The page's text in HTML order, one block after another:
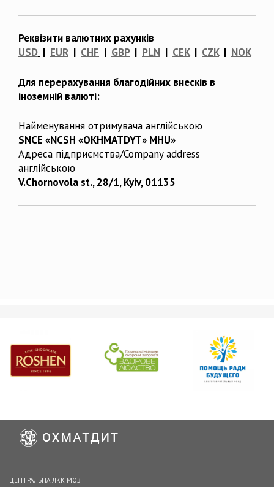
Реквізити валютних рахунків
USD | EUR | CHF | GBP| PLN | CEK| CZK| NOK
Для перерахування благодійних внесків в
іноземній валюті:
Найменування отримувача англійською
SNCE «NCSH «OKHMATDYT» MHU»
Адреса підприємства/Company address
англійською
V.Chornovola st., 28/1, Kyiv, 01135
ЦЕНТРАЛЬНА ЛКК МОЗ